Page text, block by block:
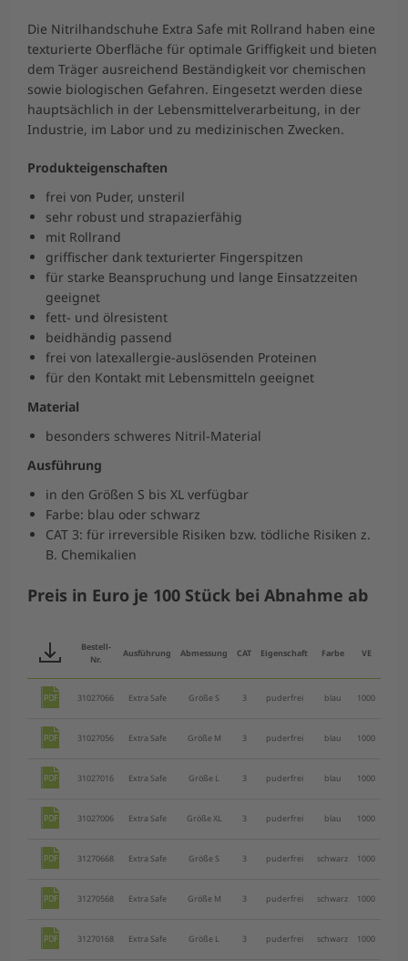
Die Nitrilhandschuhe Extra Safe mit Rollrand haben eine
texturierte Oberfläche für optimale Griffigkeit und bieten
dem Träger ausreichend Beständigkeit vor chemischen
sowie biologischen Gefahren. Eingesetzt werden diese
hauptsächlich in der Lebensmittelverarbeitung, in der
Industrie, im Labor und zu medizinischen Zwecken.
Produkteigenschaften
frei von Puder, unsteril
sehr robust und strapazierfähig
mit Rollrand
griffischer dank texturierter Fingerspitzen
für starke Beanspruchung und lange Einsatzzeiten
geeignet
fett- und ölresistent
beidhändig passend
frei von latexallergie-auslösenden Proteinen
für den Kontakt mit Lebensmitteln geeignet
Material
besonders schweres Nitril-Material
Ausführung
in den Größen S bis XL verfügbar
Farbe: blau oder schwarz
CAT 3: für irreversible Risiken bzw. tödliche Risiken z.
B. Chemikalien
Preis in Euro je 100 Stück bei Abnahme ab
Bestell-
Nr.
Ausführung Abmessung CAT Eigenschaft Farbe VE
31027066 Extra Safe Größe S 3 puderfrei blau 1000
31027056 Extra Safe Größe M 3 puderfrei blau 1000
31027016 Extra Safe Größe L 3 puderfrei blau 1000
31027006 Extra Safe Größe XL 3 puderfrei blau 1000
31270668 Extra Safe Größe S 3 puderfrei schwarz 1000
31270568 Extra Safe Größe M 3 puderfrei schwarz 1000
31270168 Extra Safe Größe L 3 puderfrei schwarz 1000